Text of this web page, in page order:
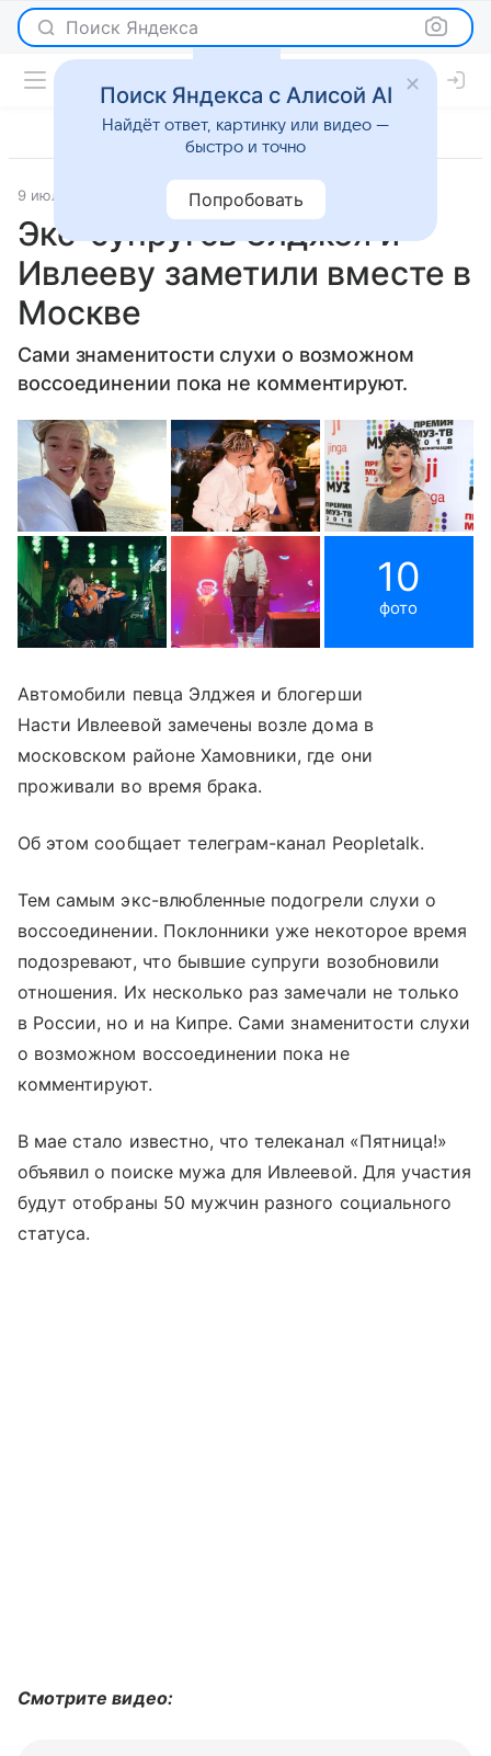
Поиск Яндекса
9 июля 2022 Светская жизнь
Экс-супругов Элджея и
Ивлееву заметили вместе в
Москве
Сами знаменитости слухи о возможном
воссоединении пока не комментируют.
10
фото
Автомобили певца Элджея и блогерши
Насти Ивлеевой замечены возле дома в
московском районе Хамовники, где они
проживали во время брака.
Об этом сообщает телеграм-канал Peopletalk.
Тем самым экс-влюбленные подогрели слухи о
воссоединении. Поклонники уже некоторое время
подозревают, что бывшие супруги возобновили
отношения. Их несколько раз замечали не только
в России, но и на Кипре. Сами знаменитости слухи
о возможном воссоединении пока не
комментируют.
В мае стало известно, что телеканал «Пятница!»
объявил о поиске мужа для Ивлеевой. Для участия
будут отобраны 50 мужчин разного социального
статуса.
Смотрите видео:
Поиск Яндекса с Алисой AI
Найдёт ответ, картинку или видео —
быстро и точно
Попробовать